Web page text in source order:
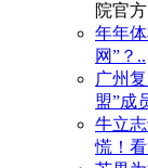
院官
年年
网”？..
广州
盟”成
牛立
慌！看